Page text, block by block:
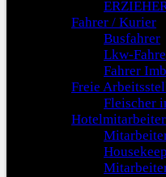
Fahrer / Kurier
Busfahrer
Lkw-
Fahrer
Freie
Fleischer
Hotelmitarbeiter